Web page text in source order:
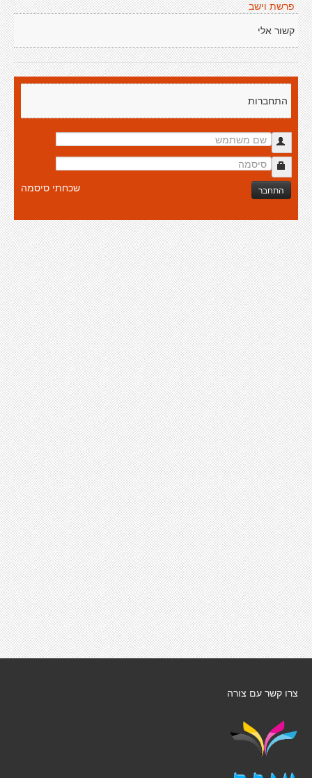
פרשת וישב
קשור אלי
התחברות
התחבר שכחתי סיסמה
צרו קשר עם צורה